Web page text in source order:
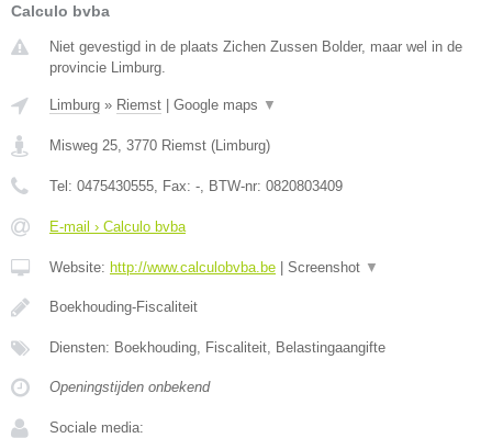
Calculo bvba
Niet gevestigd in de plaats Zichen Zussen Bolder, maar wel in de
provincie Limburg.
Limburg » Riemst Google maps ▼
Misweg 25 3770 Riemst ( Limburg)
Tel: 0475430555 , Fax: - , BTW-nr: 0820803409
E-mail › Calculo bvba
Website: http://www.calculobvba.be Screenshot ▼
Boekhouding-Fiscaliteit
Diensten: Boekhouding, Fiscaliteit, Belastingaangifte
Openingstijden onbekend
Sociale media: